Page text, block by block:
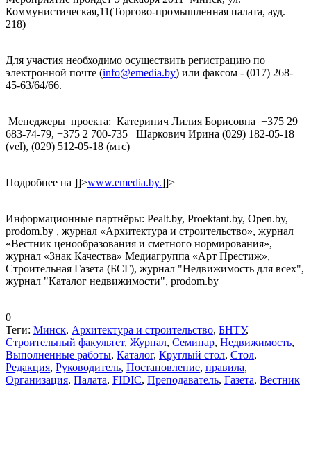
Коммунистическая,11(Торгово-промышленная палата, ауд.
218)
Для участия необходимо осуществить регистрацию по
электронной почте (info@emedia.by) или факсом - (017) 268-
45-63/64/66.
Менеджеры проекта: Катеринич Лилия Борисовна +375 29
683-74-79, +375 2 700-735 Шаркович Ирина (029) 182-05-18
(vel), (029) 512-05-18 (мтс)
Подробнее на ]]>www.emedia.by.]]>
Информационные партнёры: Pealt.by, Proektant.by, Open.by,
prodom.by , журнал «Архитектура и строительство», журнал
«Вестник ценообразования и сметного нормирования»,
журнал «Знак Качества» Медиагруппа «Арт Престиж»,
Строительная Газета (БСГ), журнал "Недвижимость для всех",
журнал "Каталог недвижимости", prodom.by
0
Теги: Минск, Архитектура и строительство, БНТУ,
Строительный факультет, Журнал, Семинар, Недвижимость,
Выполненные работы, Каталог, Круглый стол, Стол,
Редакция, Руководитель, Постановление, правила,
Организация, Палата, FIDIC, Преподаватель, Газета, Вестник